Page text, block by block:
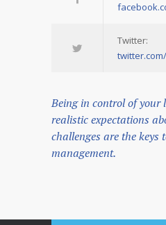
Twitter:
Being in control of your
realistic expectations
challenges are the keys
management.